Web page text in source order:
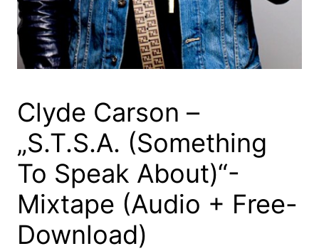
Clyde Carson –
„S.T.S.A. (Something
To Speak About)“-
Mixtape (Audio + Free-
Download)